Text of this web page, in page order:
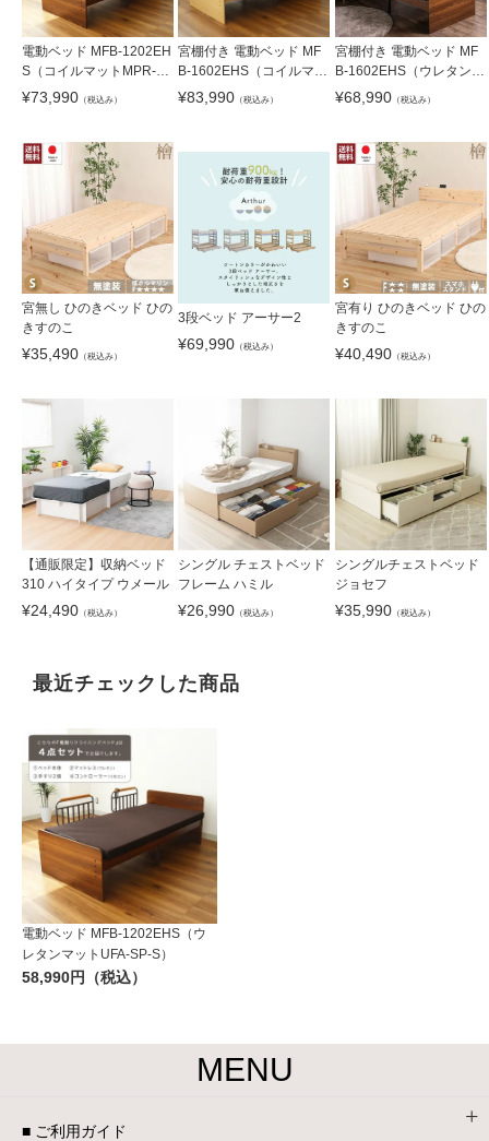
電動ベッド MFB-1202EH
S（コイルマットMPR-14
R-S）
¥73,990 （税込み）
宮棚付き 電動ベッド MF
B-1602EHS（コイルマッ
トMPR-14R-S）
¥83,990 （税込み）
宮棚付き 電動ベッド MF
B-1602EHS（ウレタンマ
ットUFA-SP-S）
¥68,990（税込み）
宮無し ひのきベッド ひの
きすのこ
¥35,490 （税込み）
3段ベッド アーサー2
¥69,990 （税込み）
宮有り ひのきベッド ひの
きすのこ
¥40,490（税込み）
【通販限定】収納ベッド
310 ハイタイプ ウメール
¥24,490 （税込み）
シングル チェストベッド
フレーム ハミル
¥26,990 （税込み）
シングルチェストベッド
ジョセフ
¥35,990（税込み）
最近チェックした商品
電動ベッド MFB-1202EHS（ウ
レタンマットUFA-SP-S）
58,990円（税込）
MENU
■ ご利用ガイド